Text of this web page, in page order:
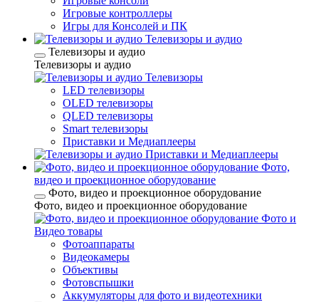
Игровые контроллеры
Игры для Консолей и ПК
Телевизоры и аудио
Телевизоры и аудио
Телевизоры и аудио
Телевизоры
LED телевизоры
OLED телевизоры
QLED телевизоры
Smart телевизоры
Приставки и Медиаплееры
Приставки и Медиаплееры
Фото,
видео и проекционное оборудование
Фото, видео и проекционное оборудование
Фото, видео и проекционное оборудование
Фото и
Видео товары
Фотоаппараты
Видеокамеры
Объективы
Фотовспышки
Аккумуляторы для фото и видеотехники